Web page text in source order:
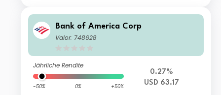
Bank of America Corp
Valor: 748628
Jährliche Rendite
-50% 0% +50%
0.27%
USD 63.17